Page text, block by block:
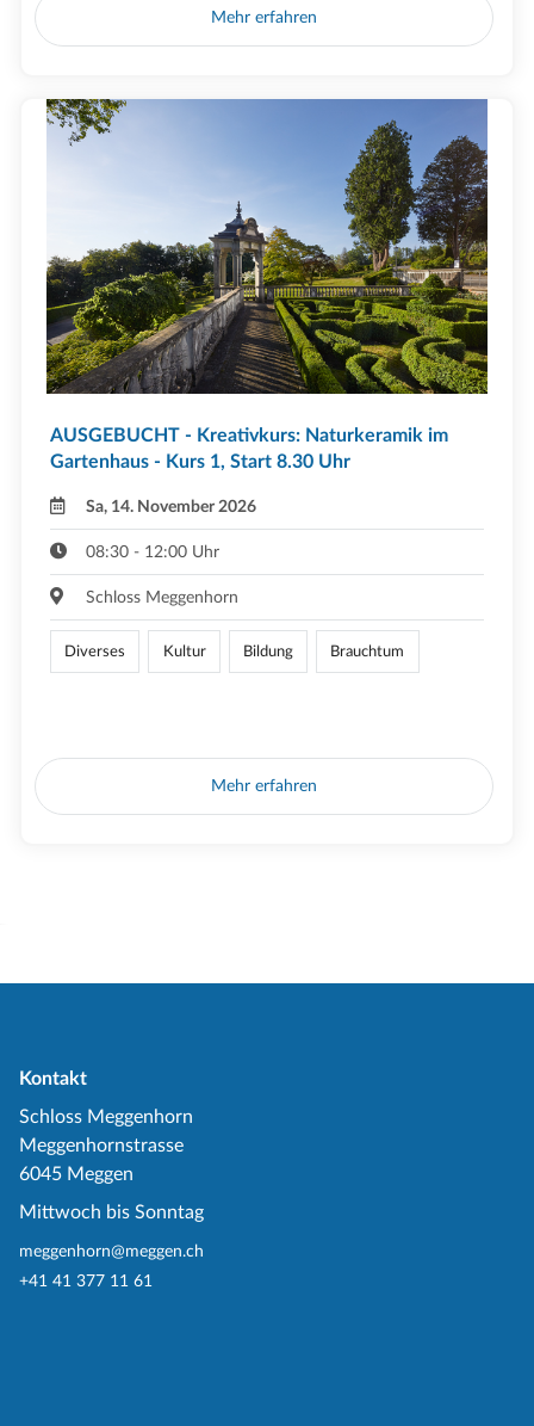
Mehr erfahren
AUSGEBUCHT - Kreativkurs: Naturkeramik im
Gartenhaus - Kurs 1, Start 8.30 Uhr
Sa, 14. November 2026
08:30 - 12:00 Uhr
Schloss Meggenhorn
Diverses Kultur Bildung Brauchtum
Mehr erfahren
Kontakt
Schloss Meggenhorn
Meggenhornstrasse
6045 Meggen
Mittwoch bis Sonntag
meggenhorn@meggen.ch
+41 41 377 11 61